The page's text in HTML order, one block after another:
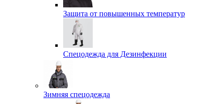
Защита от повышенных температур
Спецодежда для Дезинфекции
Зимняя спецодежда